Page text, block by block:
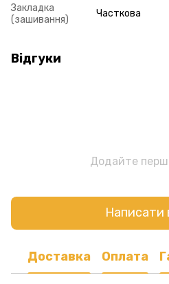
Закладка
(зашивання)
Часткова
Відгуки
Додайте
Написати
Доставка Оплата